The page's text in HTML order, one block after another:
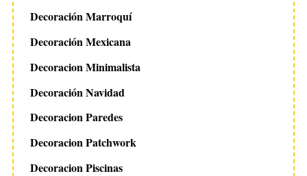
Decoración Marroquí
Decoración Mexicana
Decoracion Minimalista
Decoración Navidad
Decoracion Paredes
Decoracion Patchwork
Decoracion Piscinas